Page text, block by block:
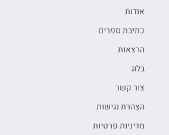
אודות
כתיבת ספרים
הרצאות
בלוג
צור קשר
הצהרת נגישות
מדיניות פרטיות